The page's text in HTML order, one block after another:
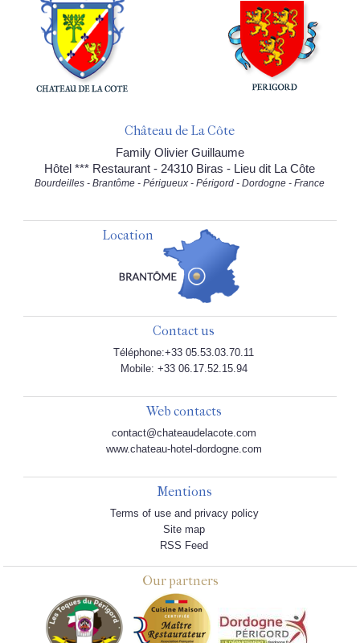
Château de La Côte
Family Olivier Guillaume
Hôtel *** Restaurant - 24310 Biras - Lieu dit La Côte
Bourdeilles - Brantôme - Périgueux - Périgord - Dordogne - France
Location
Contact us
Téléphone:+33 05.53.03.70.11
Mobile: +33 06.17.52.15.94
Web contacts
contact@chateaudelacote.com
www.chateau-hotel-dordogne.com
Mentions
Terms of use and privacy policy
Site map
RSS Feed
Our partners